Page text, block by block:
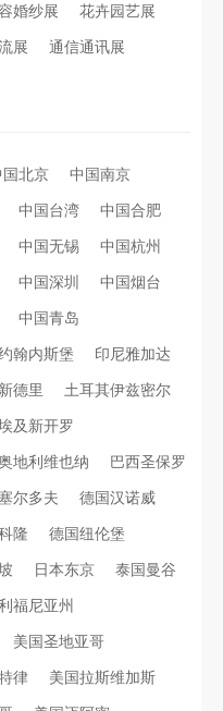
婚纱展 花卉园艺展
展 通信通讯展
国北京 中国南京
中国台湾 中国合肥
中国无锡 中国杭州
中国深圳 中国烟台
中国青岛
翰内斯堡 印尼雅加达
德里 土耳其伊兹密尔
及新开罗
地利维也纳 巴西圣保罗
尔多夫 德国汉诺威
隆 德国纽伦堡
日本东京 泰国曼谷
福尼亚州
美国圣地亚哥
律 美国拉斯维加斯